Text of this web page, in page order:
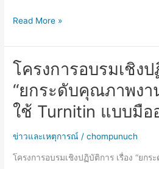
จีน
Read More »
โครงการอบรมเชิง
“ยกระดับคุณภาพงา
ใช้ Turnitin แบบมือ
ข่าวและเหตุการณ์ /chompunuch
โครงการอบรมเชิงปฏิบัติการ เรื่อง “ยก
โครงการ
อบรม
เชิง
ปฏิบัติ
การ
เรื่อง
ระดับ